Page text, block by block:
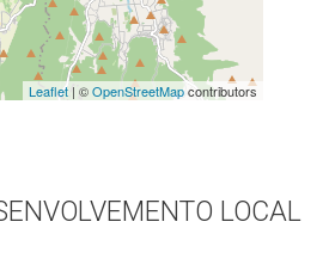
Leaflet| ©OpenStreetMapcontributors
LOCAL